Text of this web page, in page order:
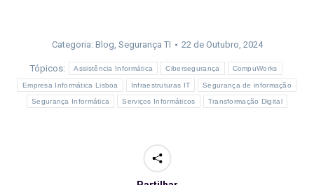
Categoria: Blog Segurança TI 22 de Outubro, 2024
Tópicos: Assistência Informática Cibersegurança CompuWorks
Empresa Informática Lisboa Infraestruturas IT Segurança de informação
Segurança Informática Serviços Informáticos Transformação Digital